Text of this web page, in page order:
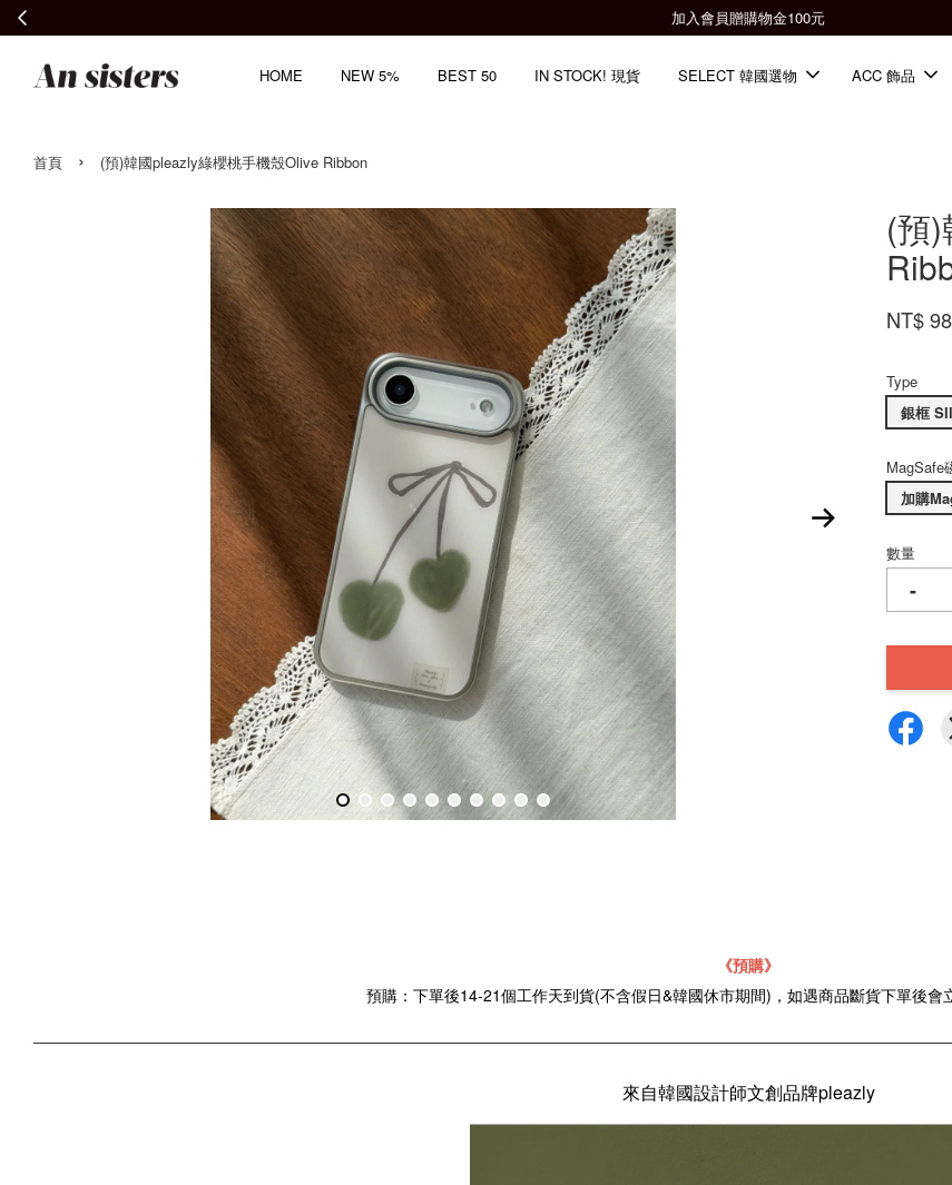
全館滿2000免運📦
HOME NEW 5% BEST 50 IN STOCK! 現貨 SELECT 韓國選物 ACC 飾品
首頁 › (預)韓國pleazly綠櫻桃手機殼Olive Ribbon
(預
NT$
Type
銀框
MagSafe
加購
數量
-
《預購》
預購：下單後14-21個工作天到貨(不含假日&韓國休市期間)，如遇商品斷貨下單後會
來自韓國設計師文創品牌pleazly